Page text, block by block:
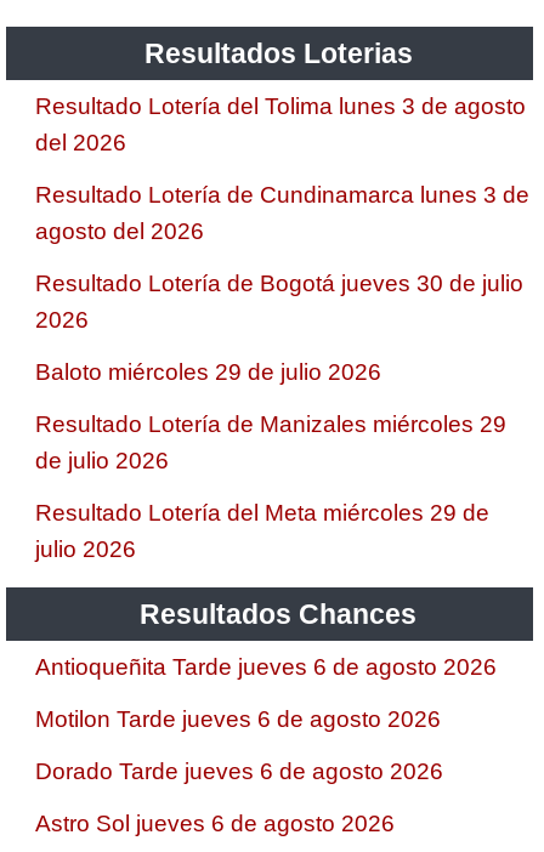
Resultados Loterias
Resultado Lotería del Tolima lunes 3 de agosto
del 2026
Resultado Lotería de Cundinamarca lunes 3 de
agosto del 2026
Resultado Lotería de Bogotá jueves 30 de julio
2026
Baloto miércoles 29 de julio 2026
Resultado Lotería de Manizales miércoles 29
de julio 2026
Resultado Lotería del Meta miércoles 29 de
julio 2026
Resultados Chances
Antioqueñita Tarde jueves 6 de agosto 2026
Motilon Tarde jueves 6 de agosto 2026
Dorado Tarde jueves 6 de agosto 2026
Astro Sol jueves 6 de agosto 2026